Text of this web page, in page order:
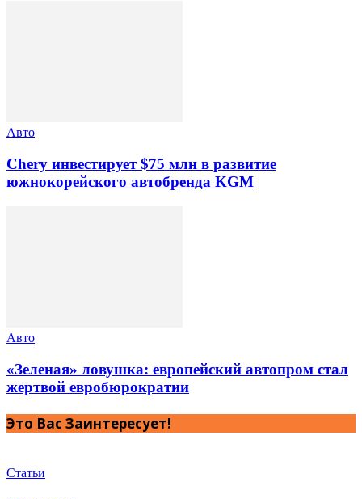
Авто
Chery инвестирует $75 млн в развитие
южнокорейского автобренда KGM
Авто
«Зеленая» ловушка: европейский автопром стал
жертвой евробюрократии
Это Вас Заинтересует!
Статьи